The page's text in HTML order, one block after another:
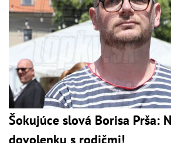
Šokujúce slová Borisa Prša:
dovolenku s rodičmi!